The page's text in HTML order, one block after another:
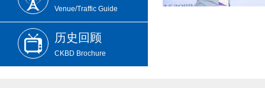
Venue/Traffic Guide
历史回顾
CKBD Brochure